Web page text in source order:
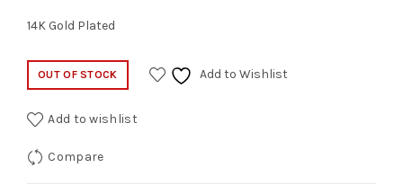
14K Gold Plated
OUT OF STOCK Add to Wishlist
Add to wishlist
Compare